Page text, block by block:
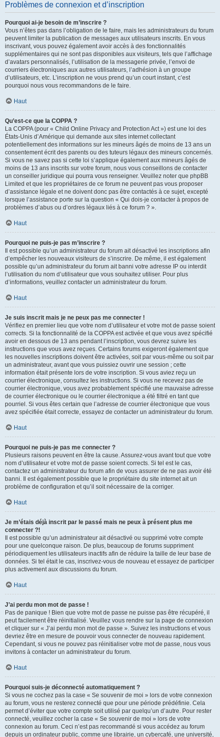
Problèmes de connexion et d’inscription
Pourquoi ai-je besoin de m’inscrire ?
Vous n’êtes pas dans l’obligation de le faire, mais les administrateurs du forum
peuvent limiter la publication de messages aux utilisateurs inscrits. En vous
inscrivant, vous pouvez également avoir accès à des fonctionnalités
supplémentaires qui ne sont pas disponibles aux visiteurs, tels que l’affichage
d’avatars personnalisés, l’utilisation de la messagerie privée, l’envoi de
courriers électroniques aux autres utilisateurs, l’adhésion à un groupe
d’utilisateurs, etc. L’inscription ne vous prend qu’un court instant, c’est
pourquoi nous vous recommandons de le faire.
Haut
Qu’est-ce que la COPPA ?
La COPPA (pour « Child Online Privacy and Protection Act ») est une loi des
États-Unis d’Amérique qui demande aux sites internet collectant
potentiellement des informations sur les mineurs âgés de moins de 13 ans un
consentement écrit des parents ou des tuteurs légaux des mineurs concernés.
Si vous ne savez pas si cette loi s’applique également aux mineurs âgés de
moins de 13 ans inscrits sur votre forum, nous vous conseillons de contacter
un conseiller juridique qui pourra vous renseigner. Veuillez noter que phpBB
Limited et que les propriétaires de ce forum ne peuvent pas vous proposer
d’assistance légale et ne doivent donc pas être contactés à ce sujet, excepté
lorsque l’assistance porte sur la question « Qui dois-je contacter à propos de
problèmes d’abus ou d’ordres légaux liés à ce forum ? ».
Haut
Pourquoi ne puis-je pas m’inscrire ?
Il est possible qu’un administrateur du forum ait désactivé les inscriptions afin
d’empêcher les nouveaux visiteurs de s’inscrire. De même, il est également
possible qu’un administrateur du forum ait banni votre adresse IP ou interdit
l’utilisation du nom d’utilisateur que vous souhaitez utiliser. Pour plus
d’informations, veuillez contacter un administrateur du forum.
Haut
Je suis inscrit mais je ne peux pas me connecter !
Vérifiez en premier lieu que votre nom d’utilisateur et votre mot de passe soient
corrects. Si la fonctionnalité de la COPPA est activée et que vous avez spécifié
avoir en dessous de 13 ans pendant l’inscription, vous devrez suivre les
instructions que vous avez reçues. Certains forums exigeront également que
les nouvelles inscriptions doivent être activées, soit par vous-même ou soit par
un administrateur, avant que vous puissiez ouvrir une session ; cette
information était présente lors de votre inscription. Si vous aviez reçu un
courrier électronique, consultez les instructions. Si vous ne recevez pas de
courrier électronique, vous avez probablement spécifié une mauvaise adresse
de courrier électronique ou le courrier électronique a été filtré en tant que
pourriel. Si vous êtes certain que l’adresse de courrier électronique que vous
avez spécifiée était correcte, essayez de contacter un administrateur du forum.
Haut
Pourquoi ne puis-je pas me connecter ?
Plusieurs raisons peuvent en être la cause. Assurez-vous avant tout que votre
nom d’utilisateur et votre mot de passe soient corrects. Si tel est le cas,
contactez un administrateur du forum afin de vous assurer de ne pas avoir été
banni. Il est également possible que le propriétaire du site internet ait un
problème de configuration et qu’il soit nécessaire de la corriger.
Haut
Je m’étais déjà inscrit par le passé mais ne peux à présent plus me
connecter ?!
Il est possible qu’un administrateur ait désactivé ou supprimé votre compte
pour une quelconque raison. De plus, beaucoup de forums suppriment
périodiquement les utilisateurs inactifs afin de réduire la taille de leur base de
données. Si tel était le cas, inscrivez-vous de nouveau et essayez de participer
plus activement aux discussions du forum.
Haut
J’ai perdu mon mot de passe !
Pas de panique ! Bien que votre mot de passe ne puisse pas être récupéré, il
peut facilement être réinitialisé. Veuillez vous rendre sur la page de connexion
et cliquer sur « J’ai perdu mon mot de passe ». Suivez les instructions et vous
devriez être en mesure de pouvoir vous connecter de nouveau rapidement.
Cependant, si vous ne pouvez pas réinitialiser votre mot de passe, nous vous
invitons à contacter un administrateur du forum.
Haut
Pourquoi suis-je déconnecté automatiquement ?
Si vous ne cochez pas la case « Se souvenir de moi » lors de votre connexion
au forum, vous ne resterez connecté que pour une période prédéfinie. Cela
permet d’éviter que votre compte soit utilisé par quelqu’un d’autre. Pour rester
connecté, veuillez cocher la case « Se souvenir de moi » lors de votre
connexion au forum. Ceci n’est pas recommandé si vous accédez au forum
depuis un ordinateur public, comme une librairie, un cybercafé, une université,